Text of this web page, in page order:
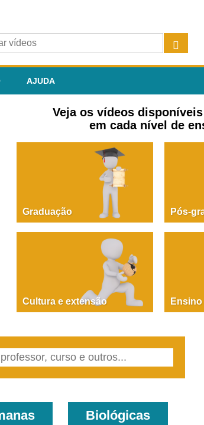
AJUDA
PAOLA
Dire, fare, partire!
Veja os vídeos
em cada nível de
Graduação Pós-
Cultura e extensão
Biológicas